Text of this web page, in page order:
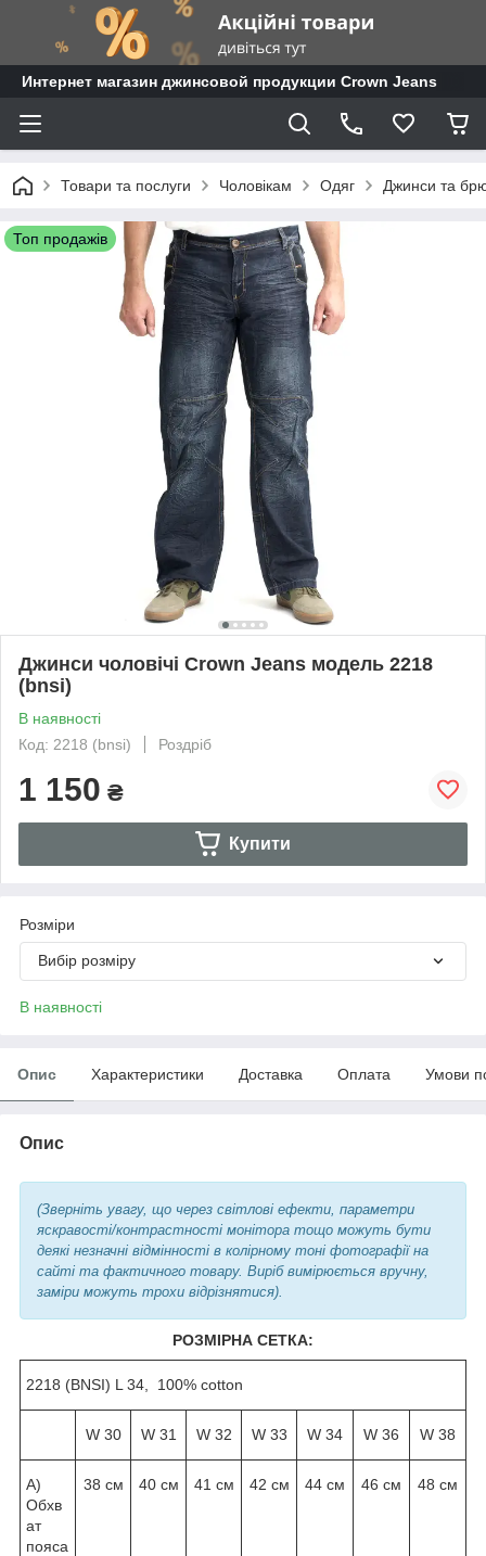
Интернет магазин джинсовой продукции Crown Jeans
Товари та послуги Чоловікам Одяг Джинси та
Топ продажів
Джинси чоловічі Crown Jeans модель 2218
(bnsi)
В наявності
Код: 2218 (bnsi)
Роздріб
1 150 ₴
Купити
Розміри
Вибір розміру
В наявності
Опис Характеристики Доставка Оплата Умови
Опис
(Зверніть увагу, що через світлові ефекти, параметри
яскравості/контрастності монітора тощо можуть бути
деякі незначні відмінності в колірному тоні фотографії на
сайті та фактичного товару. Виріб вимірюється вручну,
заміри можуть трохи відрізнятися).
РОЗМІРНА СЕТКА:
2218 (BNSI) L 34, 100% cotton
W 30 W 31 W 32 W 33 W 34 W 36 W 38
А)
Обхв
ат
пояса
38 см 40 см 41 см 42 см 44 см 46 см 48 см